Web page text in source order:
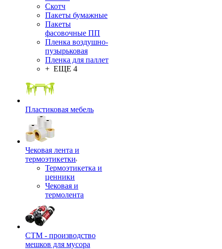
Скотч
Пакеты бумажные
Пакеты
фасовочные ПП
Пленка воздушно-
пузырьковая
Пленка для паллет
+ ЕЩЕ 4
Пластиковая мебель
Чековая лента и
термоэтикетки
Термоэтикетка и
ценники
Чековая и
термолента
СТМ - производство
мешков для мусора